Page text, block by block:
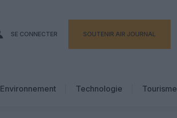
SE CONNECTER SOUTENIR AIR JOURNAL
Environnement Technologie
Tourisme